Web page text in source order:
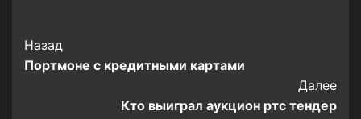
Post
Navigation
Назад
Портмоне с кредитными картами
Далее
Кто выиграл аукцион ртс тендер